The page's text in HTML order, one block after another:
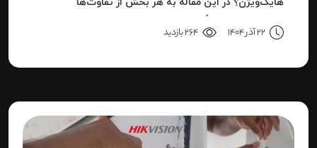
بهترین انتخاب است.
22 آذر 1404 264 بازدید